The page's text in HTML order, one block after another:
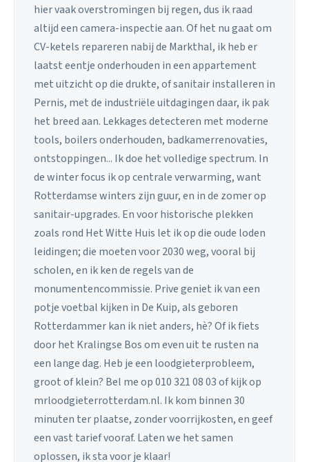
hier vaak overstromingen bij regen, dus ik raad
altijd een camera-inspectie aan. Of het nu gaat om
CV-ketels repareren nabij de Markthal, ik heb er
laatst eentje onderhouden in een appartement
met uitzicht op die drukte, of sanitair installeren in
Pernis, met de industriële uitdagingen daar, ik pak
het breed aan. Lekkages detecteren met moderne
tools, boilers onderhouden, badkamerrenovaties,
ontstoppingen... Ik doe het volledige spectrum. In
de winter focus ik op centrale verwarming, want
Rotterdamse winters zijn guur, en in de zomer op
sanitair-upgrades. En voor historische plekken
zoals rond Het Witte Huis let ik op die oude loden
leidingen; die moeten voor 2030 weg, vooral bij
scholen, en ik ken de regels van de
monumentencommissie. Prive geniet ik van een
potje voetbal kijken in De Kuip, als geboren
Rotterdammer kan ik niet anders, hè? Of ik fiets
door het Kralingse Bos om even uit te rusten na
een lange dag. Heb je een loodgieterprobleem,
groot of klein? Bel me op 010 321 08 03 of kijk op
mrloodgieterrotterdam.nl. Ik kom binnen 30
minuten ter plaatse, zonder voorrijkosten, en geef
een vast tarief vooraf. Laten we het samen
oplossen, ik sta voor je klaar!